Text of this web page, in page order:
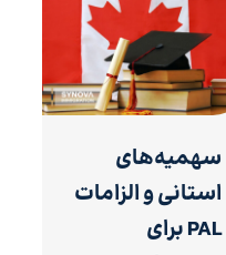
سهمیه‌های
استانی و الزامات
PAL برای